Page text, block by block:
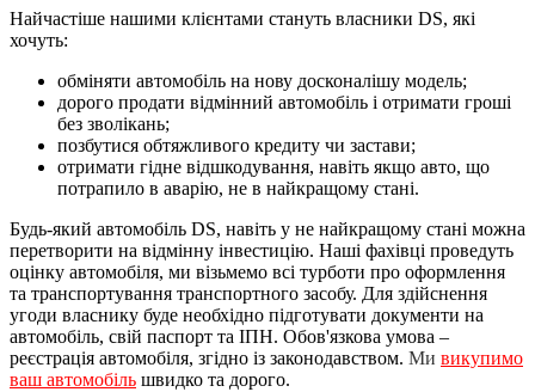
Найчастіше нашими клієнтами стануть власники DS, які
хочуть:
обміняти автомобіль на нову досконалішу модель;
дорого продати відмінний автомобіль і отримати гроші
без зволікань;
позбутися обтяжливого кредиту чи застави;
отримати гідне відшкодування, навіть якщо авто, що
потрапило в аварію, не в найкращому стані.
Будь-який автомобіль DS, навіть у не найкращому стані можна
перетворити на відмінну інвестицію. Наші фахівці проведуть
оцінку автомобіля, ми візьмемо всі турботи про оформлення
та транспортування транспортного засобу. Для здійснення
угоди власнику буде необхідно підготувати документи на
автомобіль, свій паспорт та ІПН. Обов'язкова умова –
реєстрація автомобіля, згідно із законодавством. Ми викупимо
ваш автомобіль швидко та дорого.